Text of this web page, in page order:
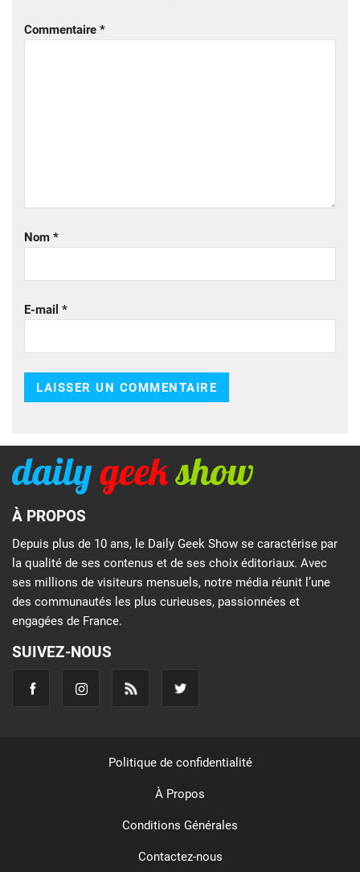
Commentaire *
Nom *
E-mail *
À PROPOS
Depuis plus de 10 ans, le Daily Geek Show se caractérise par
la qualité de ses contenus et de ses choix éditoriaux. Avec
ses millions de visiteurs mensuels, notre média réunit l’une
des communautés les plus curieuses, passionnées et
engagées de France.
SUIVEZ-NOUS
Politique de confidentialité
À Propos
Conditions Générales
Contactez-nous